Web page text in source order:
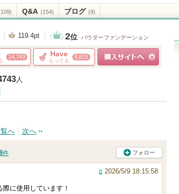
テ
知
Q&A (154) ブログ (9)
119.4pt 2位 パウダーファンデーション
14,743 Have
もってる
8,815
人
へ 次へ
件 フォロー
2026/5/9 18:15:58
に使用しています！